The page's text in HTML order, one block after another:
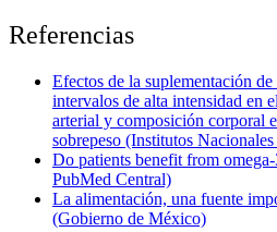
Referencias
Efectos de la suplementación
intervalos de alta intensidad en
arterial y composición corporal
sobrepeso (Institutos
Do patients benefit from
PubMed Central)
La alimentación, una fuente
(Gobierno de México)